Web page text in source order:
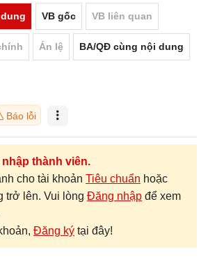
VB gốc VB liên quan
Án lệ BA/QĐ cùng nội dung
Báo lỗi
thành viên.
cho tài khoản Tiêu chuẩn hoặc
trở lên. Vui lòng Đăng nhập để xem
Đăng ký tại đây!